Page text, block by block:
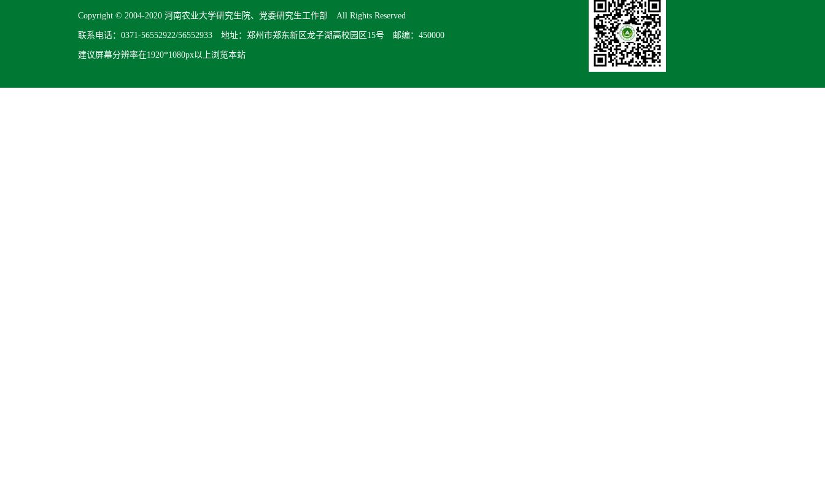
Copyright © 2004-2020 河南农业大学研究生院、党委研究生工作部 All Rights Reserved
联系电话：0371-56552922/56552933 地址：郑州市郑东新区龙子湖高校园区15号 邮编：450000
建议屏幕分辨率在1920*1080px以上浏览本站